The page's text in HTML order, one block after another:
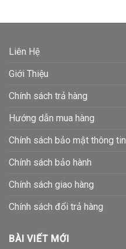
Liên Hệ
Giới Thiệu
Chính sách trả hàng
Hướng dẫn mua hàng
Chính sách bảo mật thông tin
Chính sách bảo hành
Chính sách giao hàng
Chính sách đổi trả hàng
BÀI VIẾT MỚI